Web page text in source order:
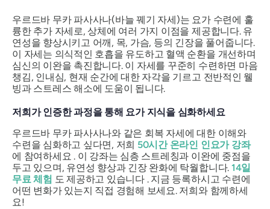
우르드바 무카 파사사나(바늘 꿰기 자세)는 요가 수련에 훌
륭한 추가 자세로, 상체에 여러 가지 이점을 제공합니다. 유
연성을 향상시키고 어깨, 목, 가슴, 등의 긴장을 풀어줍니다.
이 자세는 의식적인 호흡을 유도하고 혈액 순환을 개선하며
심신의 이완을 촉진합니다. 이 자세를 꾸준히 수련하면 마음
챙김, 인내심, 현재 순간에 대한 자각을 기르고 전반적인 웰
빙과 스트레스 해소에 도움이 됩니다.
저희가 인증한 과정을 통해 요가 지식을 심화하세요
우르드바 무카 파사사나와 같은 회복 자세에 대한 이해와
수련을 심화하고 싶다면, 저희 50시간 온라인 인요가 강좌
에 참여하세요 . 이 강좌는 심층 스트레칭과 이완에 중점을
두고 있으며, 유연성 향상과 긴장 완화에 탁월합니다. 14일
무료 체험 도 제공하고 있습니다 . 지금 등록하시고 수련에
어떤 변화가 있는지 직접 경험해 보세요. 저희와 함께하세
요!